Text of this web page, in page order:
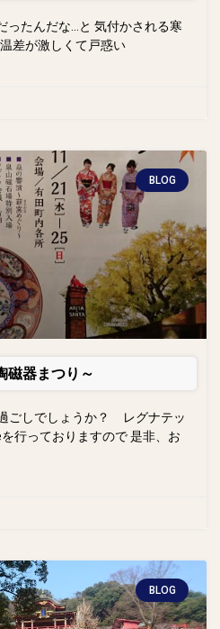
ったんだな…と 気付かされる寒
差が激しくて戸惑い
BLOG
磁器まつり～
ごしでしょうか？ レグナテッ
行っておりますので 是非、お
BLOG